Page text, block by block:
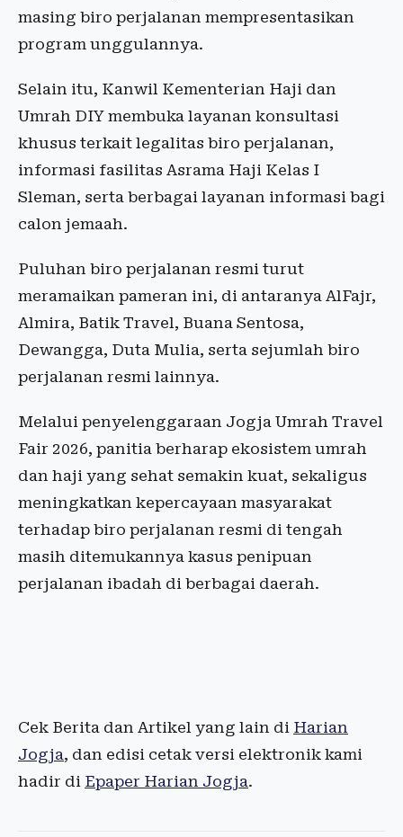
masing biro perjalanan mempresentasikan
program unggulannya.
Selain itu, Kanwil Kementerian Haji dan
Umrah DIY membuka layanan konsultasi
khusus terkait legalitas biro perjalanan,
informasi fasilitas Asrama Haji Kelas I
Sleman, serta berbagai layanan informasi bagi
calon jemaah.
Puluhan biro perjalanan resmi turut
meramaikan pameran ini, di antaranya AlFajr,
Almira, Batik Travel, Buana Sentosa,
Dewangga, Duta Mulia, serta sejumlah biro
perjalanan resmi lainnya.
Melalui penyelenggaraan Jogja Umrah Travel
Fair 2026, panitia berharap ekosistem umrah
dan haji yang sehat semakin kuat, sekaligus
meningkatkan kepercayaan masyarakat
terhadap biro perjalanan resmi di tengah
masih ditemukannya kasus penipuan
perjalanan ibadah di berbagai daerah.
Cek Berita dan Artikel yang lain di Harian
Jogja, dan edisi cetak versi elektronik kami
hadir di Epaper Harian Jogja.